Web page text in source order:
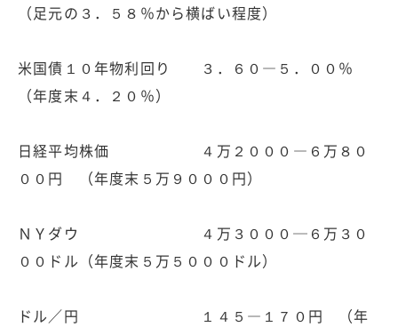
（足元の３．５８％から横ばい程度）
米国債１０年物利回り ３．６０―５．００％
（年度末４．２０％）
日経平均株価 ４万２０００―６万８０
００円 （年度末５万９０００円）
ＮＹダウ ４万３０００─６万３０
００ドル（年度末５万５０００ドル）
ドル／円 １４５―１７０円 （年